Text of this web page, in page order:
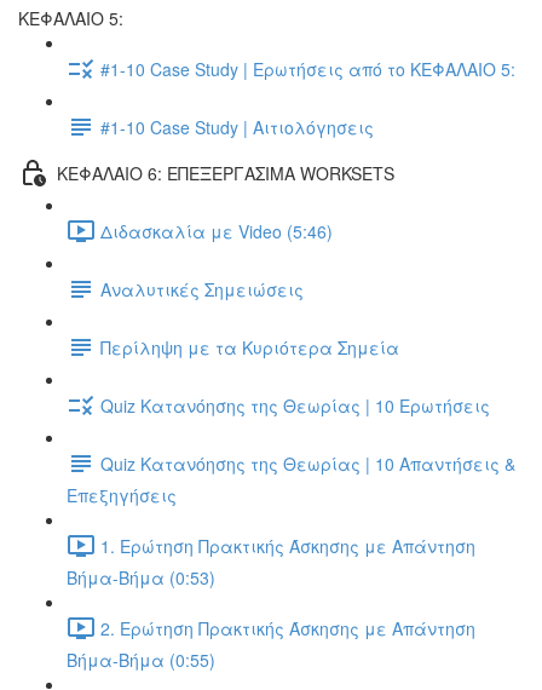
ΚΕΦΑΛΑΙΟ 5:
#1-10 Case Study | Ερωτήσεις από το ΚΕΦΑΛΑΙΟ 5:
#1-10 Case Study | Αιτιολόγησεις
ΚΕΦΑΛΑΙΟ 6: ΕΠΕΞΕΡΓΑΣΙΜΑ WORKSETS
Διδασκαλία με Video (5:46)
Αναλυτικές Σημειώσεις
Περίληψη με τα Κυριότερα Σημεία
Quiz Κατανόησης της Θεωρίας | 10 Ερωτήσεις
Quiz Κατανόησης της Θεωρίας | 10 Απαντήσεις &
Επεξηγήσεις
1. Ερώτηση Πρακτικής Άσκησης με Απάντηση
Βήμα-Βήμα (0:53)
2. Ερώτηση Πρακτικής Άσκησης με Απάντηση
Βήμα-Βήμα (0:55)